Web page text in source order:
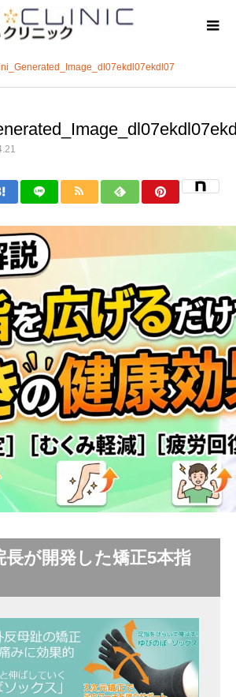
長が開発した矯正5本指